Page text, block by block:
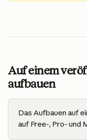
Auf einem
aufbauen
Das Aufbauen auf
auf Free-, Pro- und